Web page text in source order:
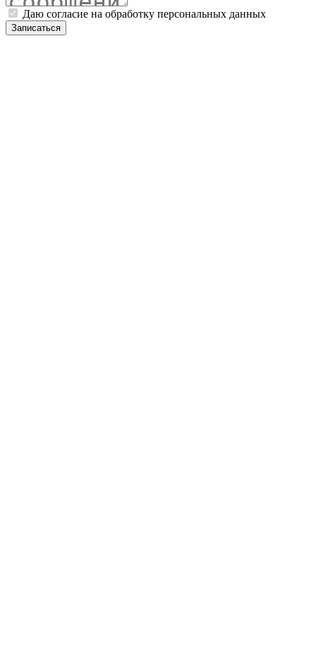
Даю согласие на обработку персональных данных
Записаться